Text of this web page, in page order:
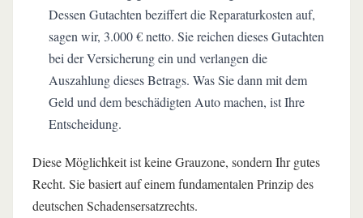
Dessen Gutachten beziffert die Reparaturkosten auf,
sagen wir, 3.000 € netto. Sie reichen dieses Gutachten
bei der Versicherung ein und verlangen die
Auszahlung dieses Betrags. Was Sie dann mit dem
Geld und dem beschädigten Auto machen, ist Ihre
Entscheidung.
Diese Möglichkeit ist keine Grauzone, sondern Ihr gutes
Recht. Sie basiert auf einem fundamentalen Prinzip des
deutschen Schadensersatzrechts.